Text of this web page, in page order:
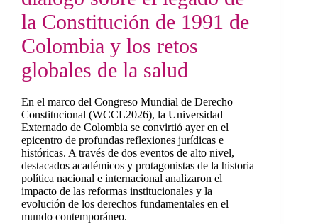
la Constitución de 1991 de
Colombia y los retos
globales de la salud
En el marco del Congreso Mundial de Derecho
Constitucional (WCCL2026), la Universidad
Externado de Colombia se convirtió ayer en el
epicentro de profundas reflexiones jurídicas e
históricas. A través de dos eventos de alto nivel,
destacados académicos y protagonistas de la historia
política nacional e internacional analizaron el
impacto de las reformas institucionales y la
evolución de los derechos fundamentales en el
mundo contemporáneo.